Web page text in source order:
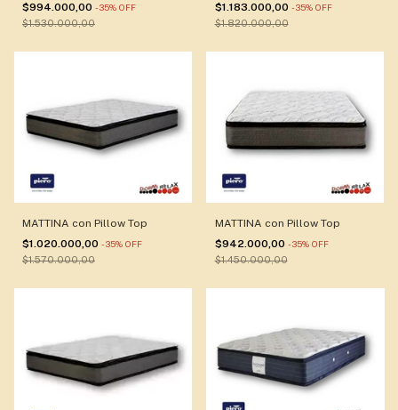
$994.000,00 -35% OFF
$1.530.000,00
$1.183.000,00 -35% OFF
$1.820.000,00
MATTINA con Pillow Top
$1.020.000,00 -35% OFF
$1.570.000,00
MATTINA con Pillow Top
$942.000,00 -35% OFF
$1.450.000,00